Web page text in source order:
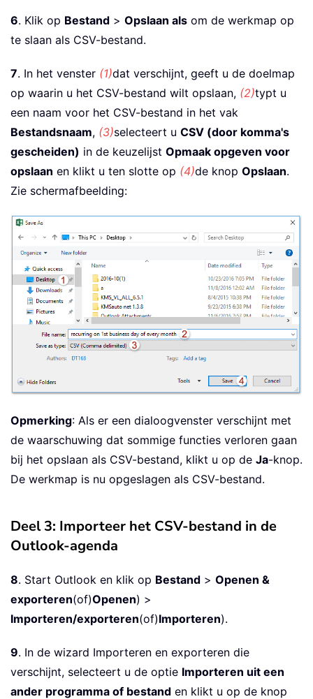
6. Klik op Bestand > Opslaan als om de werkmap op
te slaan als CSV-bestand.
7. In het venster (1)dat verschijnt, geeft u de doelmap
op waarin u het CSV-bestand wilt opslaan, (2)typt u
een naam voor het CSV-bestand in het vak
Bestandsnaam, (3)selecteert u CSV (door komma's
gescheiden) in de keuzelijst Opmaak opgeven voor
opslaan en klikt u ten slotte op (4)de knop Opslaan.
Zie schermafbeelding:
Opmerking: Als er een dialoogvenster verschijnt met
de waarschuwing dat sommige functies verloren gaan
bij het opslaan als CSV-bestand, klikt u op de Ja-knop.
De werkmap is nu opgeslagen als CSV-bestand.
Deel 3: Importeer het CSV-bestand in de
Outlook-agenda
8. Start Outlook en klik op Bestand > Openen &
exporteren(of)Openen) >
Importeren/exporteren(of)Importeren).
9. In de wizard Importeren en exporteren die
verschijnt, selecteert u de optie Importeren uit een
ander programma of bestand en klikt u op de knop